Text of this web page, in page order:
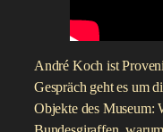
André Koch ist
Gespräch geht es um
Objekte des Museum: